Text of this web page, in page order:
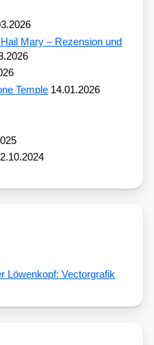
Mary – Rezension und
Temple 14.01.2026